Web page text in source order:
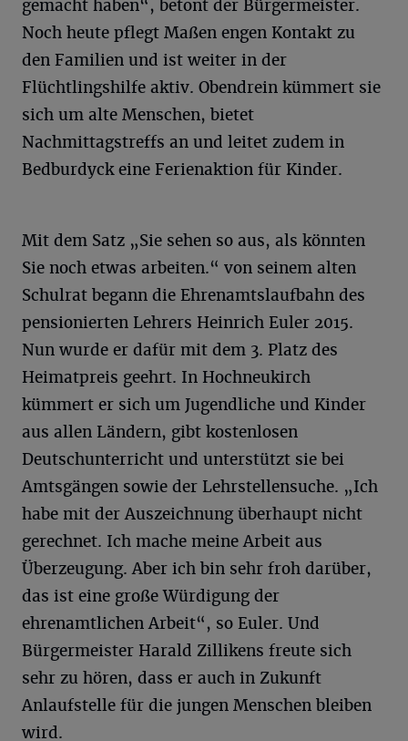
gemacht haben“, betont der Bürgermeister.
Noch heute pflegt Maßen engen Kontakt zu
den Familien und ist weiter in der
Flüchtlingshilfe aktiv. Obendrein kümmert sie
sich um alte Menschen, bietet
Nachmittagstreffs an und leitet zudem in
Bedburdyck eine Ferienaktion für Kinder.
Mit dem Satz „Sie sehen so aus, als könnten
Sie noch etwas arbeiten.“ von seinem alten
Schulrat begann die Ehrenamtslaufbahn des
pensionierten Lehrers Heinrich Euler 2015.
Nun wurde er dafür mit dem 3. Platz des
Heimatpreis geehrt. In Hochneukirch
kümmert er sich um Jugendliche und Kinder
aus allen Ländern, gibt kostenlosen
Deutschunterricht und unterstützt sie bei
Amtsgängen sowie der Lehrstellensuche. „Ich
habe mit der Auszeichnung überhaupt nicht
gerechnet. Ich mache meine Arbeit aus
Überzeugung. Aber ich bin sehr froh darüber,
das ist eine große Würdigung der
ehrenamtlichen Arbeit“, so Euler. Und
Bürgermeister Harald Zillikens freute sich
sehr zu hören, dass er auch in Zukunft
Anlaufstelle für die jungen Menschen bleiben
wird.